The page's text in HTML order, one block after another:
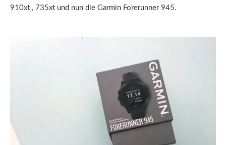
910xt , 735xt und nun die Garmin Forerunner 945.